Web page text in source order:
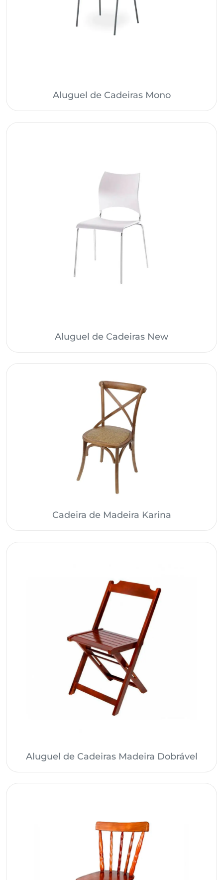
Aluguel de Cadeiras Mono
Aluguel de Cadeiras New
Cadeira de Madeira Karina
Aluguel de Cadeiras Madeira Dobrável